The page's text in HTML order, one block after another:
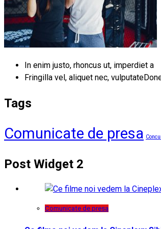
In enim justo, rhoncus ut, imperdiet a
Fringilla vel, aliquet nec,
Tags
Comunicate de presa
Post Widget 2
Comunicate de presa